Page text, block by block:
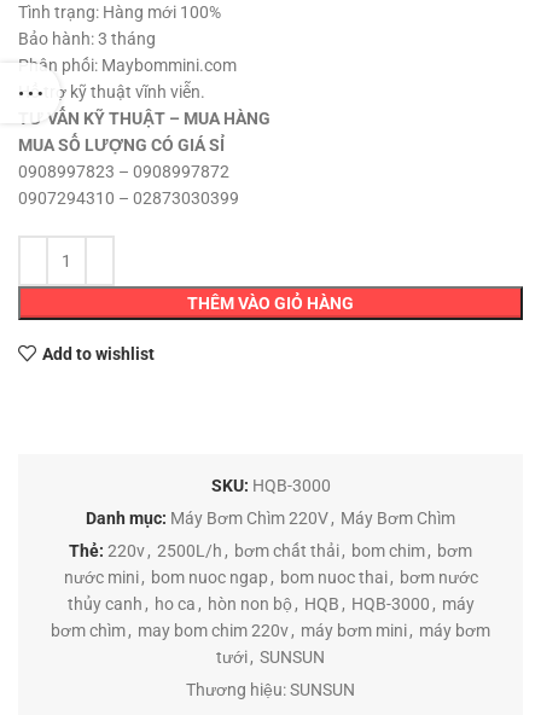
Tình trạng: Hàng mới 100%
Bảo hành: 3 tháng
Phân phối: Maybommini.com
Hổ trợ kỹ thuật vĩnh viễn.
TƯ VẤN KỸ THUẬT – MUA HÀNG
MUA SỐ LƯỢNG CÓ GIÁ SỈ
0908997823 – 0908997872
0907294310 – 02873030399
THÊM VÀO GIỎ HÀNG
Add to wishlist
SKU: HQB-3000
Danh mục: Máy Bơm Chìm 220V, Máy Bơm Chìm
Thẻ: 220v, 2500L/h , bơm chất thải, bom chim, bơm
nước mini , bom nuoc ngap , bom nuoc thai , bơm nước
thủy canh , ho ca , hòn non bộ , HQB , HQB-3000 , máy
bơm chìm, may bom chim 220v, máy bơm mini, máy bơm
tưới, SUNSUN
Thương hiệu:SUNSUN